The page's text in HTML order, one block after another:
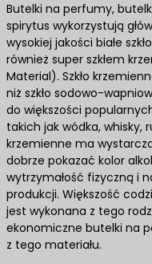
Butelki na perfumy,
spirytus wykorzystują
wysokiej jakości białe
również super szkłem
Material). Szkło
niż szkło sodowo-
do większości
takich jak wódka, whisky,
krzemienne ma
dobrze pokazać kolor
wytrzymałość fizyczną i
produkcji. Większość
jest wykonana z tego
ekonomiczne butelki na
z tego materiału.